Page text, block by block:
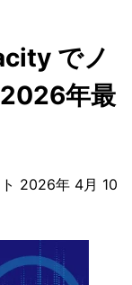
でノ
年最
2026年 4月 10